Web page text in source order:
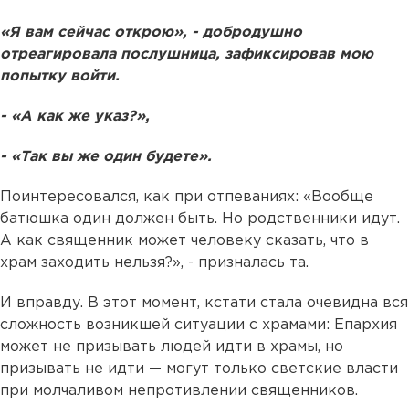
«Я вам сейчас открою», - добродушно
отреагировала послушница, зафиксировав мою
попытку войти.
- «А как же указ?»,
- «Так вы же один будете».
Поинтересовался, как при отпеваниях: «Вообще
батюшка один должен быть. Но родственники идут.
А как священник может человеку сказать, что в
храм заходить нельзя?», - призналась та.
И вправду. В этот момент, кстати стала очевидна вся
сложность возникшей ситуации с храмами: Епархия
может не призывать людей идти в храмы, но
призывать не идти — могут только светские власти
при молчаливом непротивлении священников.